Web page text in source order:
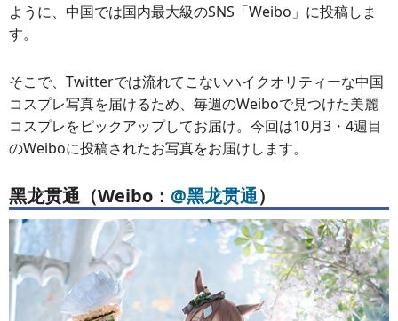
ように、中国では国内最大級のSNS「Weibo」に投稿しま
す。
そこで、Twitterでは流れてこないハイクオリティーな中国
コスプレ写真を届けるため、毎週のWeiboで見つけた美麗
コスプレをピックアップしてお届け。今回は10月3・4週目
のWeiboに投稿されたお写真をお届けします。
黑龙贯通（Weibo： @黑龙贯通）